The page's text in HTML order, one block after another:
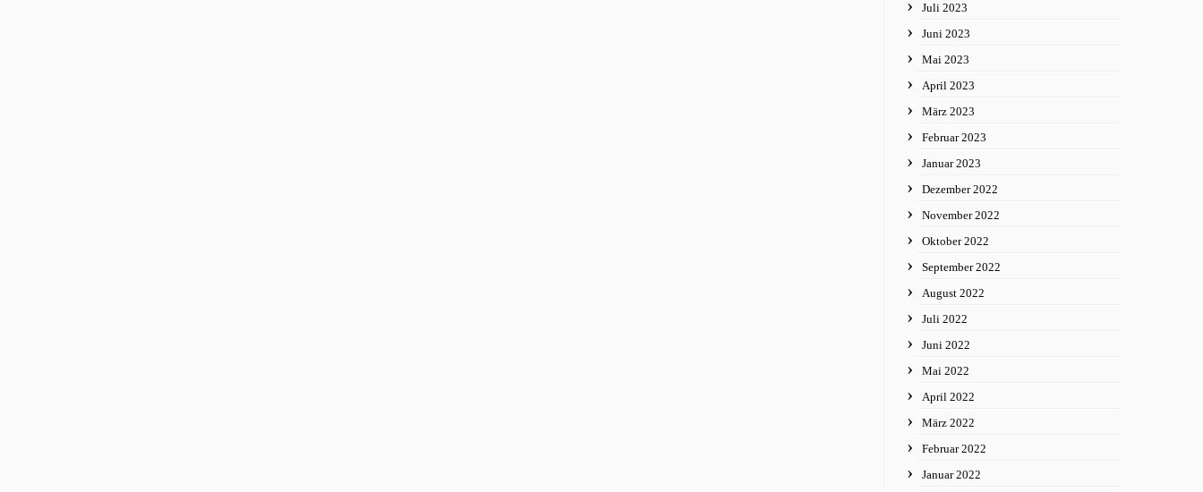
Juli 2023
Juni 2023
Mai 2023
April 2023
März 2023
Februar 2023
Januar 2023
Dezember 2022
November 2022
Oktober 2022
September 2022
August 2022
Juli 2022
Juni 2022
Mai 2022
April 2022
März 2022
Februar 2022
Januar 2022